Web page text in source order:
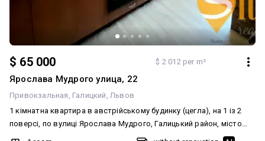
$ 65 000 $ 2 012 per m²
Ярослава Мудрого улица, 22
Привокзальная Галицкий Львов
1 кімнатна квартира в австрійському будинку (цегла), на 1 із 2
поверсі, по вулиці Ярослава Мудрого, Галицький район, місто
Львів. ОРІЄНТИР - ЦИРК. Загальна площа квартири 32.3 м.кв.,